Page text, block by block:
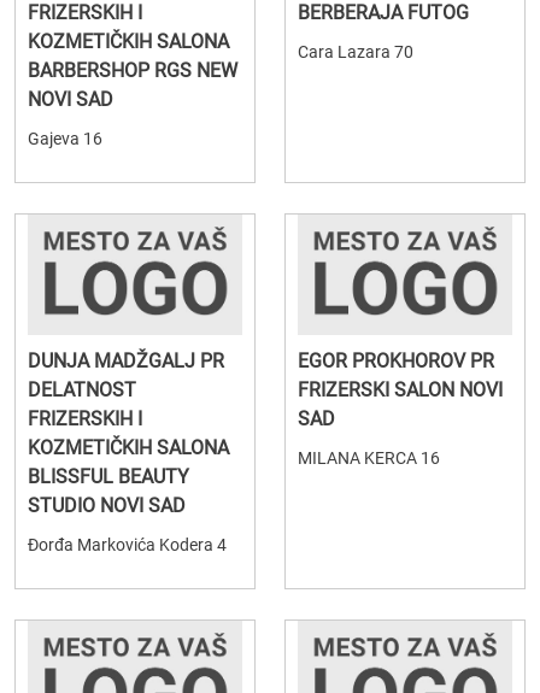
FRIZERSKIH I
KOZMETIČKIH SALONA
BARBERSHOP RGS NEW
NOVI SAD
Gajeva 16
BERBERAJA FUTOG
Cara Lazara 70
DUNJA MADŽGALJ PR
DELATNOST
FRIZERSKIH I
KOZMETIČKIH SALONA
BLISSFUL BEAUTY
STUDIO NOVI SAD
Đorđa Markovića Kodera 4
EGOR PROKHOROV PR
FRIZERSKI SALON NOVI
SAD
MILANA KERCA 16